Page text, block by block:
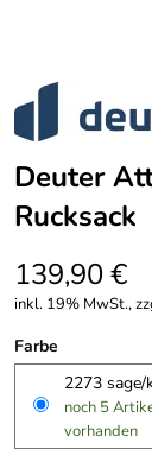
Deuter
Rucksack
139,90 €
inkl. 19% MwSt.,
Farbe
2273 sage/
noch 5
vorhanden